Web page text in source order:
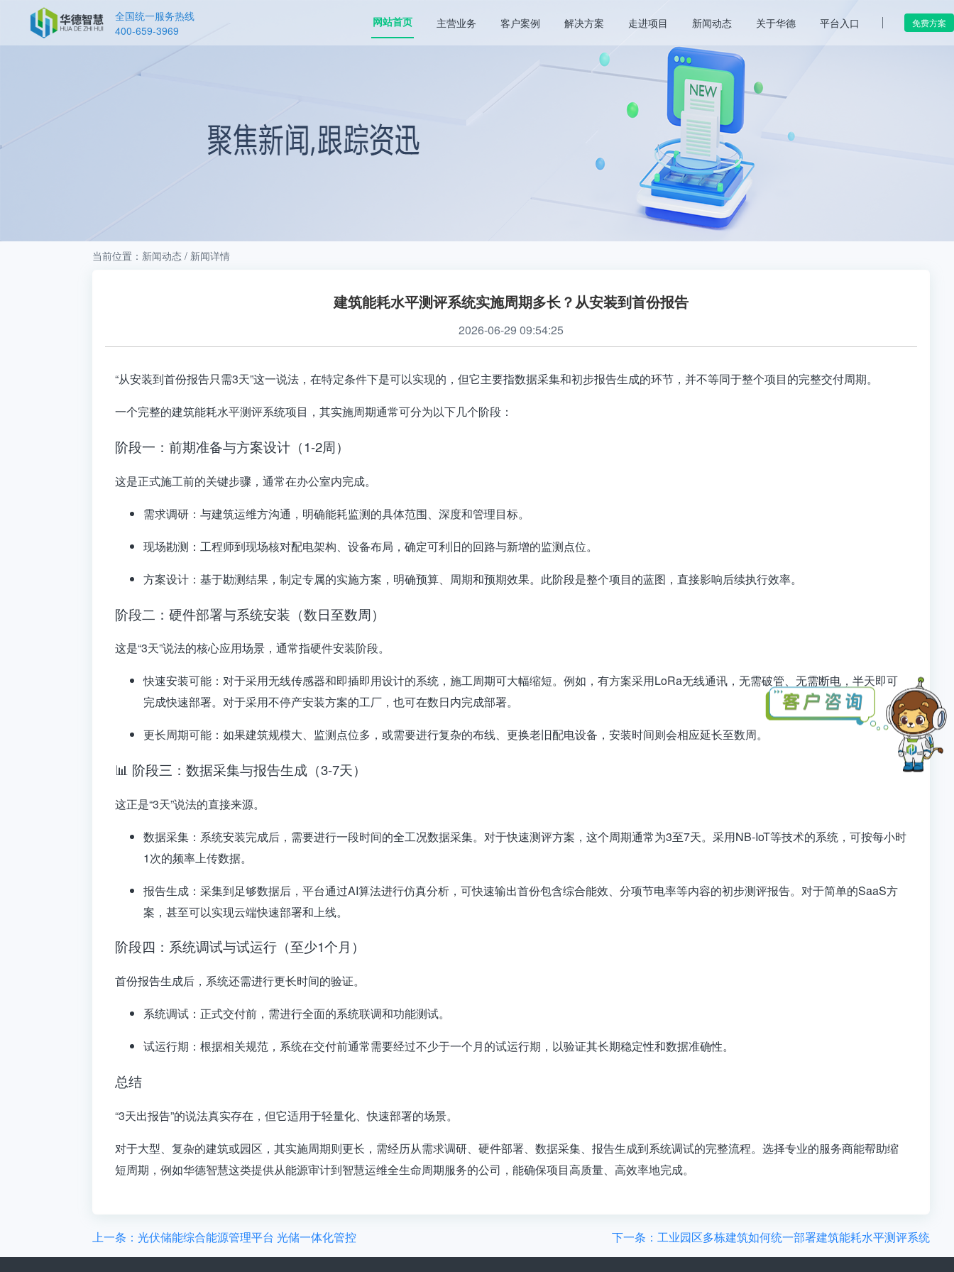
全国统一服务热线
400-659-3969
网站首页 主营业务 客户案例 解决方案 走进项目 新闻动态 关于华德 平台入口 免费方案
当前位置：新闻动态 / 新闻详情
建筑能耗水平测评系统实施周期多长？从安装到首份报告
2026-06-29 09:54:25
“从安装到首份报告只需3天”这一说法，在特定条件下是可以实现的 ，但它主要指数据采集和初步报告生成的环节，并不等同于整个项目的完整交付周期。
一个完整的建筑能耗水平测评系统项目，其实施周期通常可分为以下几个阶段：
阶段一：前期准备与方案设计（1-2周）
这是正式施工前的关键步骤，通常在办公室内完成。
需求调研 ：与建筑运维方沟通，明确能耗监测的具体范围、深度和管理目标。
现场勘测 ：工程师到现场核对配电架构、设备布局，确定可利旧的回路与新增的监测点位。
方案设计 ：基于勘测结果，制定专属的实施方案，明确预算、周期和预期效果。此阶段是整个项目的蓝图，直接影响后续执行效率。
阶段二：硬件部署与系统安装（数日至数周）
这是“3天”说法的核心应用场景，通常指硬件安装阶段。
快速安装可能 ：对于采用无线传感器和即插即用设计的系统，施工周期可大幅缩短。例如，有方案采用LoRa无线通讯， 无需破管、无需断电，半天即可
完成快速部署。对于采用不停产安装方案的工厂，也可在数日内完成部署。
更长周期可能 ：如果建筑规模大、监测点位多，或需要进行复杂的布线、更换老旧配电设备，安装时间则会相应延长至数周。
📊 阶段三：数据采集与报告生成（3-7天）
这正是“3天”说法的直接来源。
数据采集 ：系统安装完成后，需要进行一段时间的全工况数据采集。对于快速测评方案，这个周期通常为3至7天。采用NB-IoT等技术的系统，可按每小时
1次的频率上传数据。
报告生成 ：采集到足够数据后，平台通过AI算法进行仿真分析，可快速输出首份包含综合能效、分项节电率等内容的初步测评报告。对于简单的SaaS方
案，甚至可以实现云端快速部署和上线。
阶段四：系统调试与试运行（至少1个月）
首份报告生成后，系统还需进行更长时间的验证。
系统调试 ：正式交付前，需进行全面的系统联调和功能测试。
试运行期 ：根据相关规范，系统在交付前通常需要经过不少于一个月的试运行期 ，以验证其长期稳定性和数据准确性。
总结
“3天出报告”的说法真实存在 ，但它适用于轻量化、快速部署的场景。
对于大型、复杂的建筑或园区 ，其实施周期则更长，需经历从需求调研、硬件部署、数据采集、报告生成到系统调试的完整流程。选择专业的服务商能帮助缩
短周期，例如华德智慧这类提供从能源审计到智慧运维全生命周期服务的公司 ，能确保项目高质量、高效率地完成。
上一条：光伏储能综合能源管理平台 光储一体化管控 下一条：工业园区多栋建筑如何统一部署建筑能耗水平测评系统